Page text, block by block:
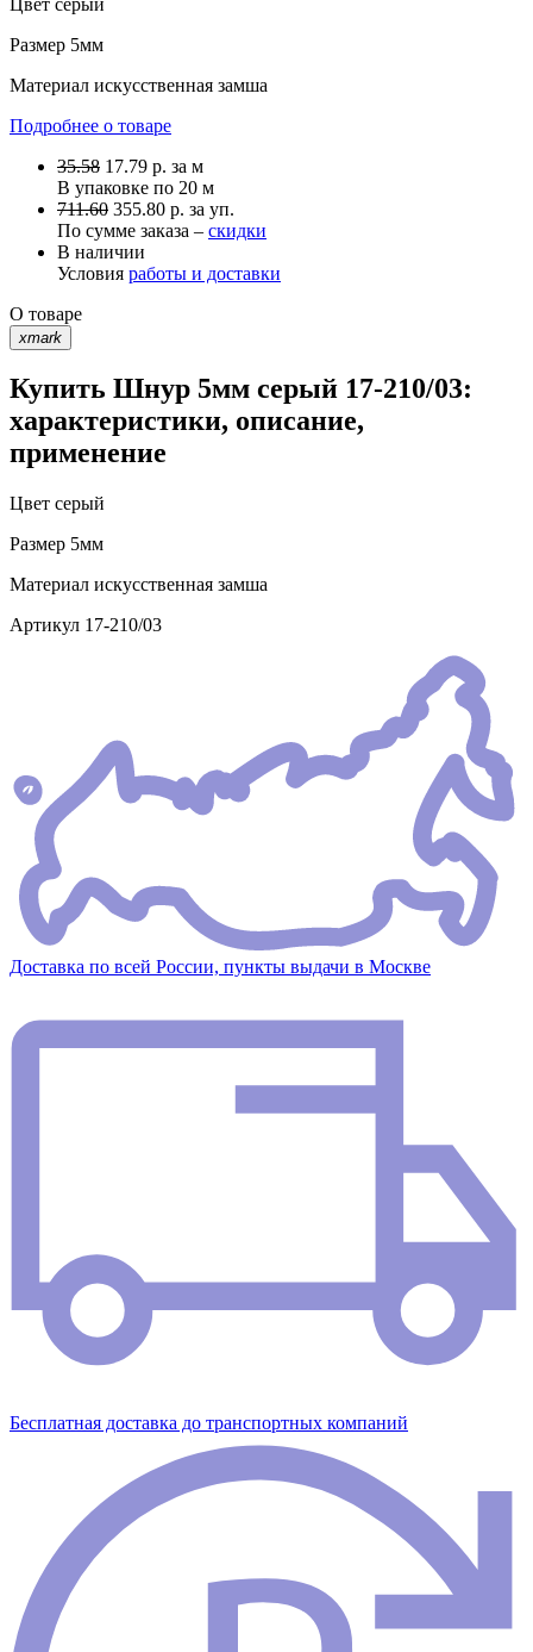
Размер 5мм
Материал искусственная замша
Подробнее о товаре
35.58 17.79 р. за м
В упаковке по 20 м
711.60 355.80 р. за уп.
По сумме заказа – скидки
В наличии
Условия работы и доставки
О товаре
xmark
Купить Шнур 5мм серый 17-210/03:
характеристики, описание,
применение
Цвет серый
Размер 5мм
Материал искусственная замша
Артикул 17-210/03
Доставка по всей России, пункты выдачи в Москве
Бесплатная доставка до транспортных компаний